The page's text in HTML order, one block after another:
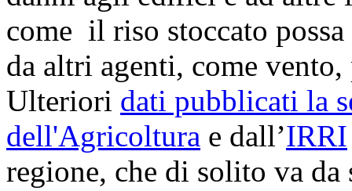
come il riso stoccato possa
da altri agenti, come
Ulteriori dati pubblicati la
dell'Agricoltura e dall’IRRI
regione, che di solito va da